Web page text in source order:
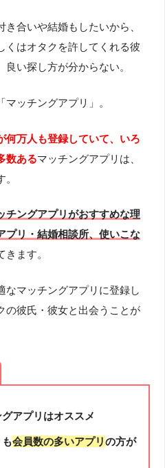
合いや結婚もしたいから、
くはオタクを許してくれる彼
い探し方が分からない。
ッチングアプリ」。
何万人も登録していて、いろ
数あるマッチングアプリは、
チングアプリがおすすめな理
プリ・結婚相談所、使いこな
ます。
なマッチングアプリに登録し
の彼氏・彼女と出会うことが
アプリはオススメ
会員数の多いアプリの方が